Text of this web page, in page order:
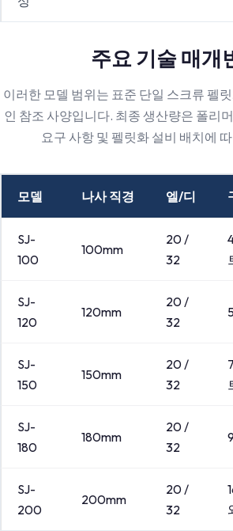
주요 기술 매개
이러한 모델 범위는 표준 단일 스크류 펠
인 참조 사양입니다. 최종 생산량은 폴리
요구 사항 및 펠릿화 설비 배치에
모델 나사 직경 엘/디
SJ-
100
100mm
20 /
32
SJ-
120
120mm
20 /
32
SJ-
150
150mm
20 /
32
SJ-
180
180mm
20 /
32
SJ-
200
200mm
20 /
32